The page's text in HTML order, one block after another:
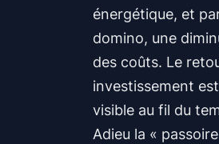
énergétique, et
domino, une
des coûts. Le
investissement
visible au fil du
Adieu la « passoire